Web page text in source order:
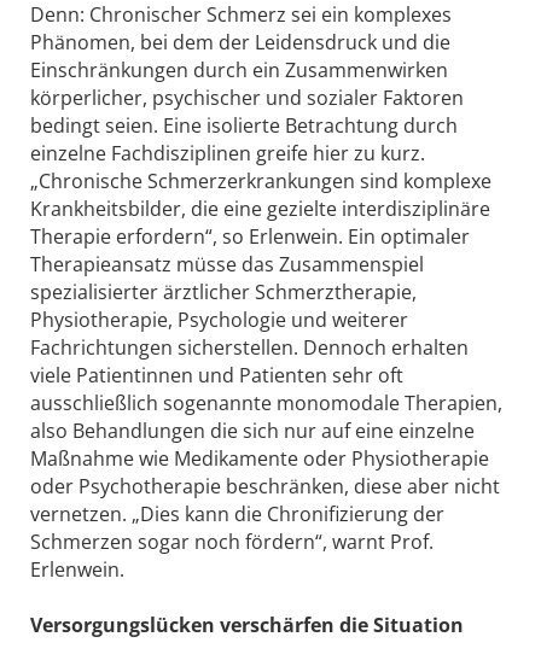
Denn: Chronischer Schmerz sei ein komplexes
Phänomen, bei dem der Leidensdruck und die
Einschränkungen durch ein Zusammenwirken
körperlicher, psychischer und sozialer Faktoren
bedingt seien. Eine isolierte Betrachtung durch
einzelne Fachdisziplinen greife hier zu kurz.
„Chronische Schmerzerkrankungen sind komplexe
Krankheitsbilder, die eine gezielte interdisziplinäre
Therapie erfordern“, so Erlenwein. Ein optimaler
Therapieansatz müsse das Zusammenspiel
spezialisierter ärztlicher Schmerztherapie,
Physiotherapie, Psychologie und weiterer
Fachrichtungen sicherstellen. Dennoch erhalten
viele Patientinnen und Patienten sehr oft
ausschließlich sogenannte monomodale Therapien,
also Behandlungen die sich nur auf eine einzelne
Maßnahme wie Medikamente oder Physiotherapie
oder Psychotherapie beschränken, diese aber nicht
vernetzen. „Dies kann die Chronifizierung der
Schmerzen sogar noch fördern“, warnt Prof.
Erlenwein.
Versorgungslücken verschärfen die Situation